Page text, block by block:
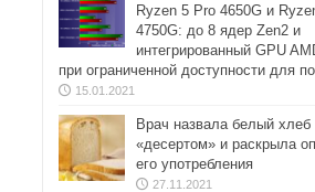
Ryzen 5 Pro 4650G и
4750G: до 8 ядер Zen2 и
интегрированный GPU
при ограниченной доступности для
15.01.2021
Врач назвала белый хлеб
«десертом» и раскрыла
его употребления
27.11.2021